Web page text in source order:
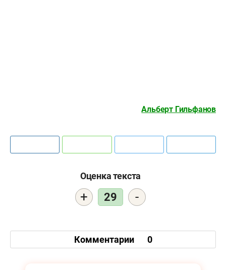
Альберт Гильфанов
Оценка текста
+ 29 -
Комментарии 0